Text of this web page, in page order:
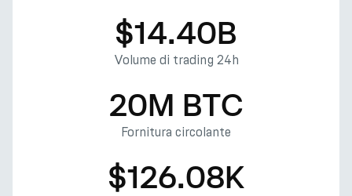
$14.40B
Volume di trading 24h
20M BTC
Fornitura circolante
$126.08K